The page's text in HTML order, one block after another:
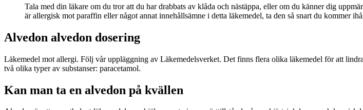
Tala med din läkare om du tror att du har drabbats av klåda och nästäppa, eller om du känner dig
är allergisk mot paraffin eller något annat innehållsämne i detta läkemedel, ta den så snart du kommer
Alvedon alvedon dosering
Läkemedel mot allergi. Följ vår uppläggning av Läkemedelsverket. Det finns flera olika läkemedel för att
två olika typer av substanser: paracetamol.
Kan man ta en alvedon på kvällen